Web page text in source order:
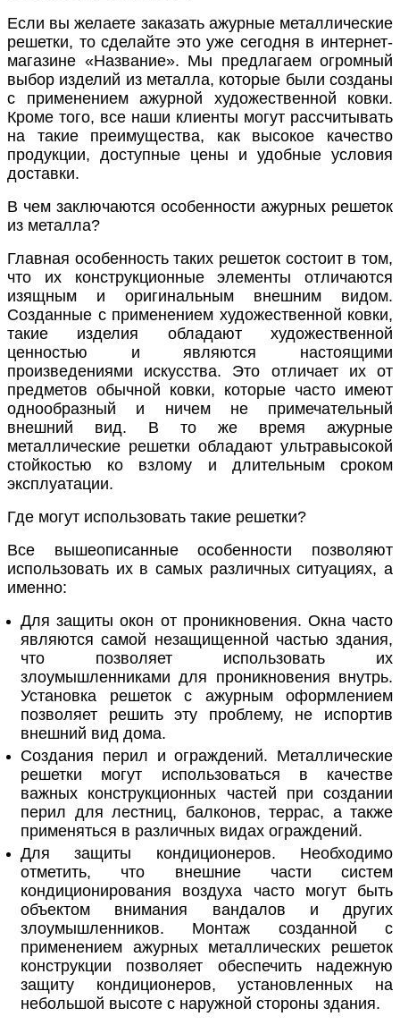
Если вы желаете заказать ажурные металлические
решетки, то сделайте это уже сегодня в интернет-
магазине «Название». Мы предлагаем огромный
выбор изделий из металла, которые были созданы
с применением ажурной художественной ковки.
Кроме того, все наши клиенты могут рассчитывать
на такие преимущества, как высокое качество
продукции, доступные цены и удобные условия
доставки.
В чем заключаются особенности ажурных решеток
из металла?
Главная особенность таких решеток состоит в том,
что их конструкционные элементы отличаются
изящным и оригинальным внешним видом.
Созданные с применением художественной ковки,
такие изделия обладают художественной
ценностью и являются настоящими
произведениями искусства. Это отличает их от
предметов обычной ковки, которые часто имеют
однообразный и ничем не примечательный
внешний вид. В то же время ажурные
металлические решетки обладают ультравысокой
стойкостью ко взлому и длительным сроком
эксплуатации.
Где могут использовать такие решетки?
Все вышеописанные особенности позволяют
использовать их в самых различных ситуациях, а
именно:
Для защиты окон от проникновения. Окна часто
являются самой незащищенной частью здания,
что позволяет использовать их
злоумышленниками для проникновения внутрь.
Установка решеток с ажурным оформлением
позволяет решить эту проблему, не испортив
внешний вид дома.
Создания перил и ограждений. Металлические
решетки могут использоваться в качестве
важных конструкционных частей при создании
перил для лестниц, балконов, террас, а также
применяться в различных видах ограждений.
Для защиты кондиционеров. Необходимо
отметить, что внешние части систем
кондиционирования воздуха часто могут быть
объектом внимания вандалов и других
злоумышленников. Монтаж созданной с
применением ажурных металлических решеток
конструкции позволяет обеспечить надежную
защиту кондиционеров, установленных на
небольшой высоте с наружной стороны здания.